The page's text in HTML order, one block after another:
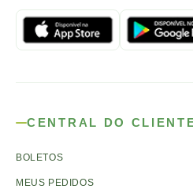
CENTRAL DO
BOLETOS
MEUS PEDIDOS